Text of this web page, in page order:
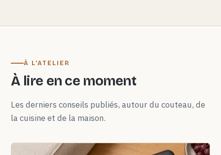
À L'ATELIER
À lire en ce moment
Les derniers conseils publiés, autour du couteau, de
la cuisine et de la maison.